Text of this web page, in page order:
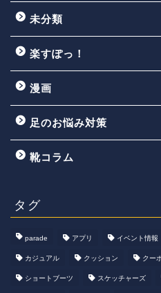
未分類
楽すぽっ！
漫画
足のお悩み対策
靴コラム
タグ
parade アプリ イベント情報
カジュアル クッション クー
ショートブーツ スケッチャーズ